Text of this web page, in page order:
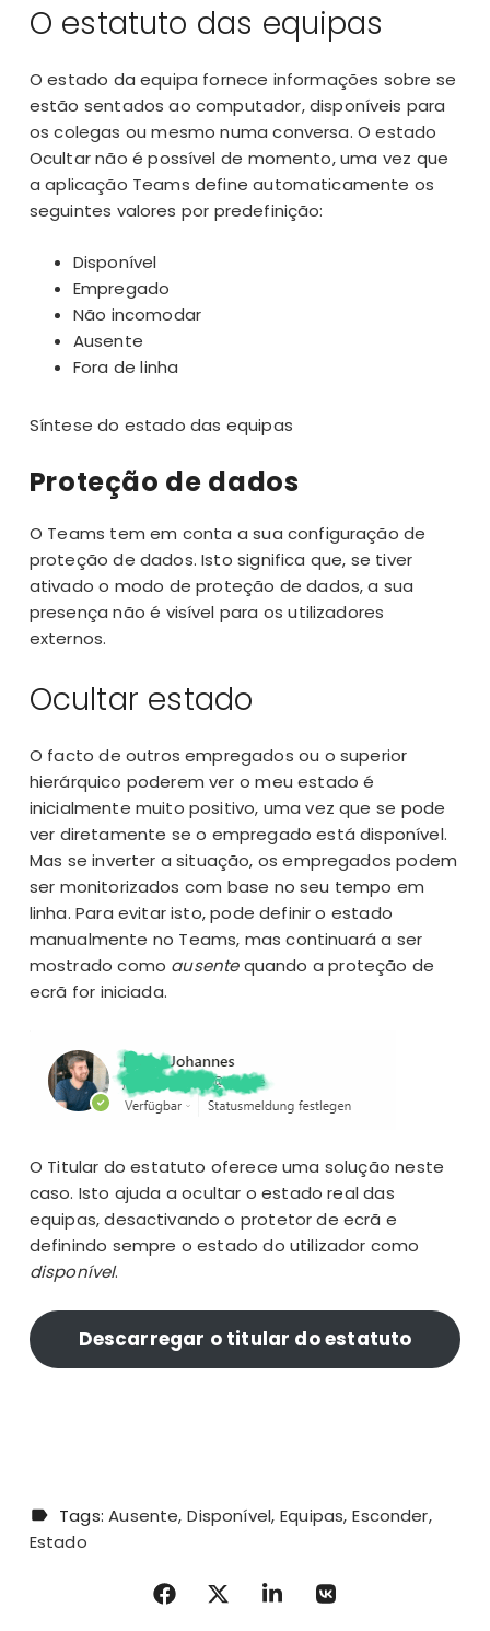
O estatuto das equipas
O estado da equipa fornece informações sobre se
estão sentados ao computador, disponíveis para
os colegas ou mesmo numa conversa. O estado
Ocultar não é possível de momento, uma vez que
aaplicação Teams define automaticamente os
seguintes valores por predefinição:
Disponível
Empregado
Não incomodar
Ausente
Fora de linha
Síntese do estado das equipas
Proteção de dados
O Teams tem em conta a sua configuração de
proteção de dados. Isto significa que, se tiver
ativado o modo de proteção de dados, a sua
presença não é visível para os utilizadores
externos.
Ocultar estado
O facto de outros empregados ou o superior
hierárquico poderem ver o meu estado é
inicialmente muito positivo, uma vez que se pode
ver diretamente se o empregado está disponível.
Mas se inverter a situação, os empregados podem
ser monitorizados com base no seu tempo em
linha. Para evitar isto, pode definir o estado
manualmente no Teams, mas continuará a ser
mostrado como ausentequando a proteção de
ecrã for iniciada.
O Titular do estatuto oferece uma solução neste
caso. Isto ajuda a ocultar o estado real das
equipas, desactivando o protetor de ecrã e
definindo sempre o estado do utilizador como
disponível.
Descarregar o titular do estatuto
Tags:Ausente Disponível Equipas Esconder
Estado